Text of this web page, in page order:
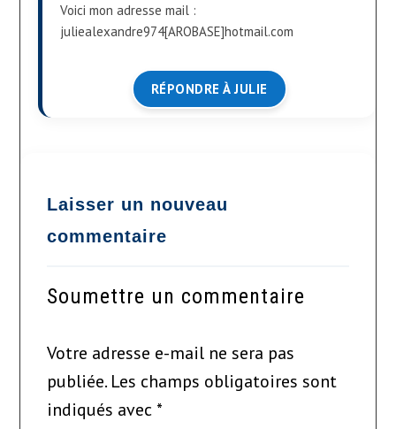
Voici mon adresse mail :
juliealexandre974[AROBASE]hotmail.com
RÉPONDRE À JULIE
Soumettre un commentaire
Votre adresse e-mail ne sera pas
publiée. Les champs obligatoires sont
indiqués avec *